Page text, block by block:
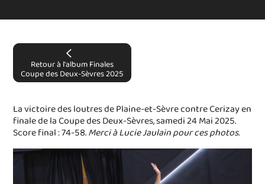
Retour à l'album Finales
Coupe des Deux-Sèvres 2025
La victoire des loutres de Plaine-et-Sèvre contre Cerizay en
finale de la Coupe des Deux-Sèvres, samedi 24 Mai 2025.
Score final : 74-58.Merci à Lucie Jaulain pour ces photos.